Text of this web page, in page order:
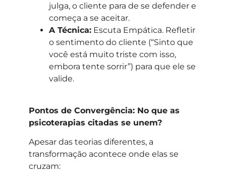
julga, o cliente para de se defender e
começa a se aceitar.
A Técnica:Escuta Empática. Refletir
o sentimento do cliente (“Sinto que
você está muito triste com isso,
embora tente sorrir”) para que ele se
valide.
Pontos de Convergência: No que as
psicoterapias citadas se unem?
Apesar das teorias diferentes, a
transformação acontece onde elas se
cruzam: